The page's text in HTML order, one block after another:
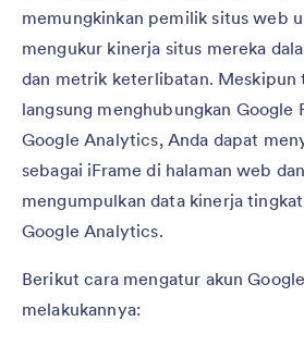
memungkinkan pemilik situs web
mengukur kinerja situs mereka
dan metrik keterlibatan. Meskipun
langsung menghubungkan Google
Google Analytics, Anda dapat
sebagai iFrame di halaman web
mengumpulkan data kinerja
Google Analytics.
Berikut cara mengatur akun
melakukannya: